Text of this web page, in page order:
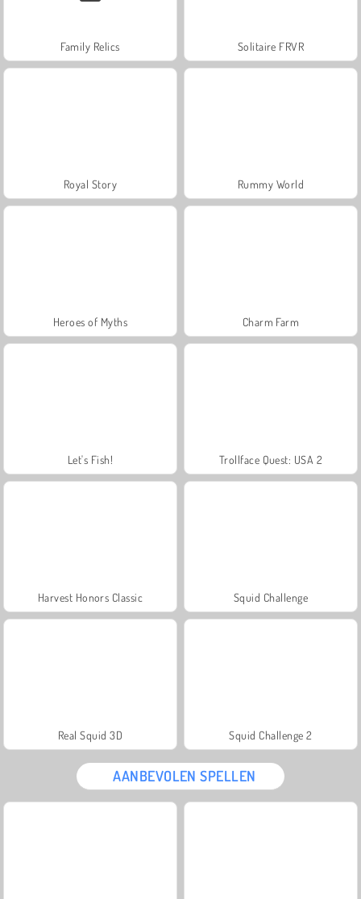
Family Relics Solitaire FRVR
Royal Story Rummy World
Heroes of Myths Charm Farm
Let's Fish! Trollface Quest: USA 2
Harvest Honors Classic Squid Challenge
Real Squid 3D Squid Challenge 2
AANBEVOLEN SPELLEN